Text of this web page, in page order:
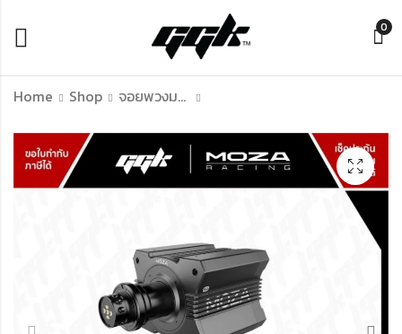
0
Home Shop จอยพวงมาลัย
[Wheel Stand] GGK
Base Seat Cockpit
แท่นวางเบาะนั่ง (เฉพาะ
ฐาน) ต่อเข้าชุดกับ
Wheel Stand GT
Moza R9 V3 Bundle
Set ชุดจอยพวงมาลัย
ระบบ Direct Drive 9
Nm รองรับ PC (ประกัน